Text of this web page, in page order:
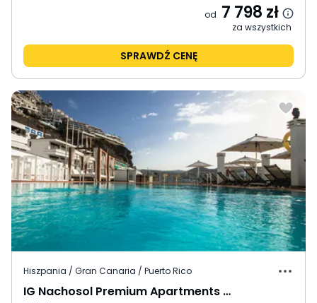
od 7 798 zł
za wszystkich
SPRAWDŹ CENĘ
Hiszpania / Gran Canaria / Puerto Rico
IG Nachosol Premium Apartments by Servatur